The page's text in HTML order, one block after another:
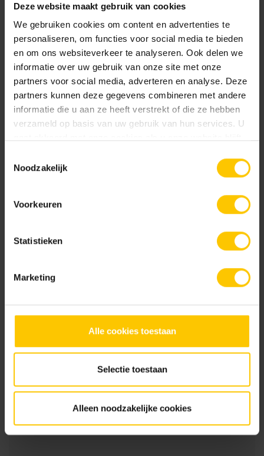
Deze website maakt gebruik van cookies
We gebruiken cookies om content en advertenties te
personaliseren, om functies voor social media te bieden
en om ons websiteverkeer te analyseren. Ook delen we
informatie over uw gebruik van onze site met onze
partners voor social media, adverteren en analyse. Deze
partners kunnen deze gegevens combineren met andere
informatie die u aan ze heeft verstrekt of die ze hebben
verzameld op basis van uw gebruik van hun services. U
Noodzakelijk
Voorkeuren
Statistieken
Marketing
Alle cookies toestaan
Selectie toestaan
Alleen noodzakelijke cookies
Kleur
Standaard kleuren
Documentatie
Prestatieverklaring_GeoCeramica_MBI0002R_20241201.pdf
MBI0002R: DoP GeoCeramica Nieuw-Lekkerland MBI0002R